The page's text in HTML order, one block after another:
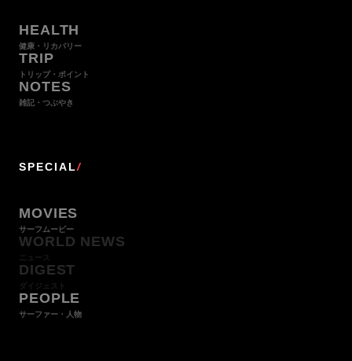
HEALTH
健康・リカバリー
TRIP
トリップ・ポイント
NOTES
雑記・つぶやき
SPECIAL/
MOVIES
サーフムービー
WORLD NEWS
ニュース
DIGEST
ダイジェスト
PEOPLE
サーファー・人物